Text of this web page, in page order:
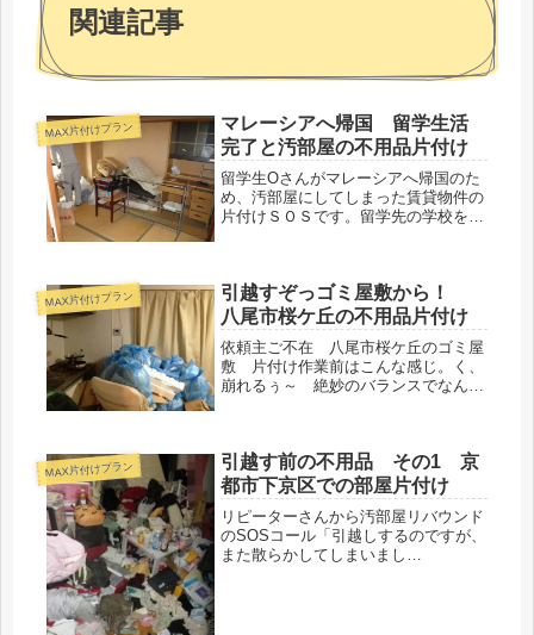
関連記事
MAX片付けプラン
マレーシアへ帰国 留学生活
完了と汚部屋の不用品片付け
留学生Oさんがマレーシアへ帰国のた
め、汚部屋にしてしまった賃貸物件の
片付けＳＯＳです。留学先の学校を卒
す、そこに趣味の物も加わったりで
中々のボリュームに。
MAX片付けプラン
引越すぞっゴミ屋敷から！
八尾市桜ケ丘の不用品片付け
依頼主ご不在 八尾市桜ケ丘のゴミ屋
敷 片付け作業前はこんな感じ。く、
崩れるぅ～ 絶妙のバランスでなんと
ら外れた“確実な不用品ゴミ”を部屋か
ら排除していき作業用の空間を作って
いきます。
MAX片付けプラン
引越す前の不用品 その1 京
都市下京区での部屋片付け
リピーターさんから汚部屋リバウンド
のSOSコール「引越しするのですが、
また散らかしてしまいまし